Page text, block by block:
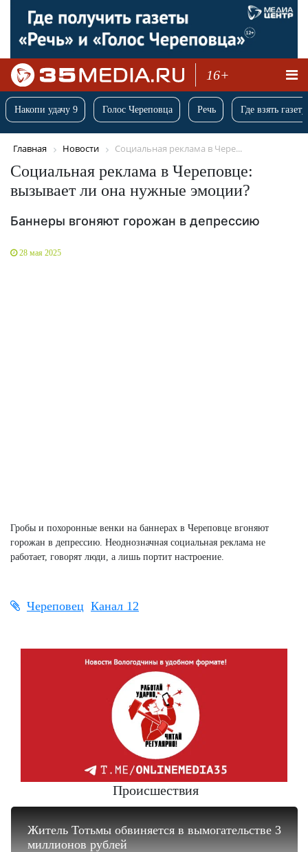
16+
Накопи удачу 9 Голос Череповца Речь Где взять
Главная Новости Социальная реклама в Чере...
Социальная реклама в Череповце:
вызывает ли она нужные эмоции?
Баннеры вгоняют горожан в депрессию
28 мая 2025
Гробы и похоронные венки на баннерах в Череповце вгоняют
горожан в депрессию. Неоднозначная социальная реклама не
работает, говорят люди, а лишь портит настроение.
Череповец Канал 12
Происшествия
Житель Тотьмы обвиняется в вымогательстве 3
миллионов рублей